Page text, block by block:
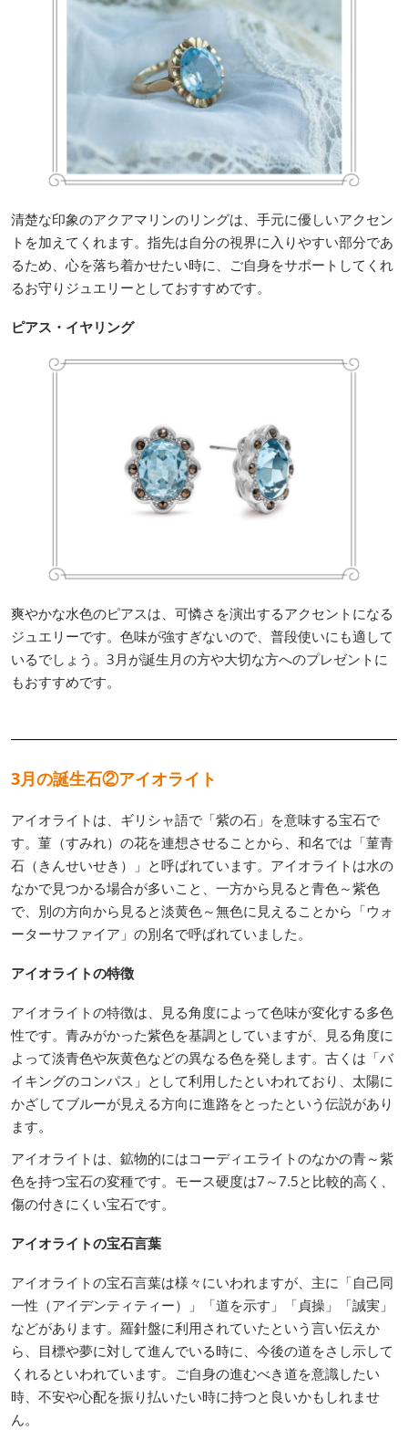
清楚な印象のアクアマリンのリングは、手元に優しいアクセン
トを加えてくれます。指先は自分の視界に入りやすい部分であ
るため、心を落ち着かせたい時に、ご自身をサポートしてくれ
るお守りジュエリーとしておすすめです。
ピアス・イヤリング
爽やかな水色のピアスは、可憐さを演出するアクセントになる
ジュエリーです。色味が強すぎないので、普段使いにも適して
いるでしょう。3月が誕生月の方や大切な方へのプレゼントに
もおすすめです。
3月の誕生石②アイオライト
アイオライトは、ギリシャ語で「紫の石」を意味する宝石で
す。菫（すみれ）の花を連想させることから、和名では「菫青
石（きんせいせき）」と呼ばれています。アイオライトは水の
なかで見つかる場合が多いこと、一方から見ると青色～紫色
で、別の方向から見ると淡黄色～無色に見えることから「ウォ
ーターサファイア」の別名で呼ばれていました。
アイオライトの特徴
アイオライトの特徴は、見る角度によって色味が変化する多色
性です。青みがかった紫色を基調としていますが、見る角度に
よって淡青色や灰黄色などの異なる色を発します。古くは「バ
イキングのコンパス」として利用したといわれており、太陽に
かざしてブルーが見える方向に進路をとったという伝説があり
ます。
アイオライトは、鉱物的にはコーディエライトのなかの青～紫
色を持つ宝石の変種です。モース硬度は7～7.5と比較的高く、
傷の付きにくい宝石です。
アイオライトの宝石言葉
アイオライトの宝石言葉は様々にいわれますが、主に「自己同
一性（アイデンティティー）」「道を示す」「貞操」「誠実」
などがあります。羅針盤に利用されていたという言い伝えか
ら、目標や夢に対して進んでいる時に、今後の道をさし示して
くれるといわれています。ご自身の進むべき道を意識したい
時、不安や心配を振り払いたい時に持つと良いかもしれませ
ん。